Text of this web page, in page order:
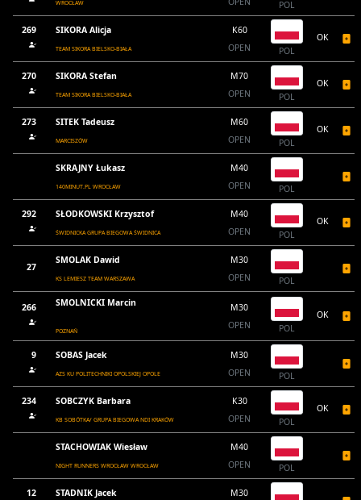
WROCŁAW POL
269 SIKORA Alicja
TEAM SIKORA BIELSKO-BIAŁA
K60
OPEN
POL
OK
270 SIKORA Stefan
TEAM SIKORA BIELSKO-BIAŁA
M70
OPEN
POL
OK
273 SITEK Tadeusz
MARCISZÓW
M60
OPEN
POL
OK
SKRAJNY Łukasz
140MINUT.PL WROCŁAW
M40
OPEN
POL
292 SŁODKOWSKI Krzysztof
ŚWIDNICKA GRUPA BIEGOWA ŚWIDNICA
M40
OPEN
POL
OK
27
SMOLAK Dawid
KS LEMIESZ TEAM WARSZAWA
M30
OPEN
POL
266 SMOLNICKI Marcin
POZNAŃ
M30
OPEN
POL
OK
9 SOBAS Jacek
AZS KU POLITECHNIKI OPOLSKIEJ OPOLE
M30
OPEN
POL
234 SOBCZYK Barbara
KB SOBÓTKA/ GRUPA BIEGOWA NDI KRAKÓW
K30
OPEN
POL
OK
STACHOWIAK Wiesław
NIGHT RUNNERS WROCŁAW WROCŁAW
M40
OPEN
POL
12 STADNIK Jacek
M30